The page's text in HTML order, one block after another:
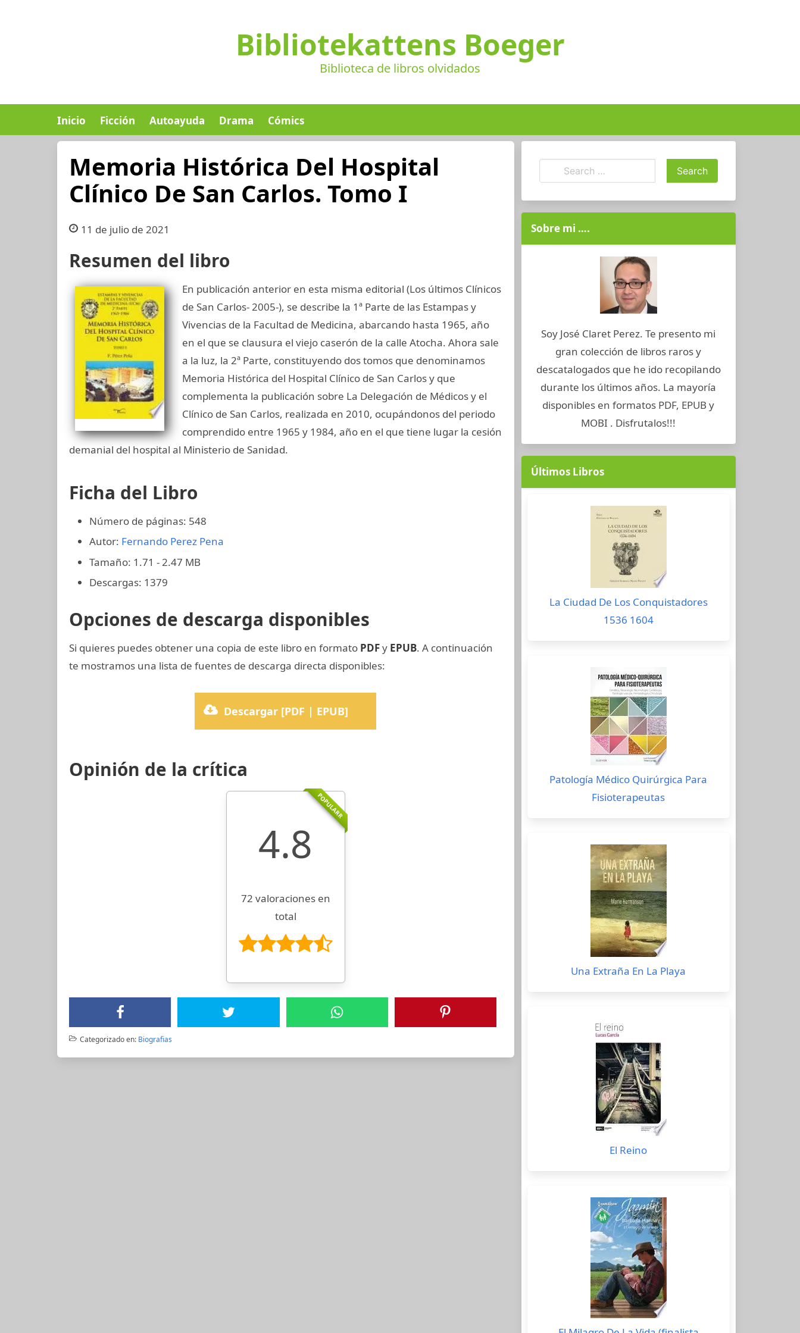
Bibliotekattens Boeger
Biblioteca de libros olvidados
Inicio Ficción Autoayuda Drama Cómics
Memoria Histórica Del Hospital
Clínico De San Carlos. Tomo I
11 de julio de 2021
Resumen del libro
En publicación anterior en esta misma editorial (Los últimos Clínicos
de San Carlos- 2005-), se describe la 1ª Parte de las Estampas y
Vivencias de la Facultad de Medicina, abarcando hasta 1965, año
en el que se clausura el viejo caserón de la calle Atocha. Ahora sale
a la luz, la 2ª Parte, constituyendo dos tomos que denominamos
Memoria Histórica del Hospital Clínico de San Carlos y que
complementa la publicación sobre La Delegación de Médicos y el
Clínico de San Carlos, realizada en 2010, ocupándonos del periodo
comprendido entre 1965 y 1984, año en el que tiene lugar la cesión
demanial del hospital al Ministerio de Sanidad.
Ficha del Libro
Número de páginas: 548
Autor: Fernando Perez Pena
Tamaño: 1.71 - 2.47 MB
Descargas: 1379
Opciones de descarga disponibles
Si quieres puedes obtener una copia de este libro en formato PDFy EPUB. A continuación
te mostramos una lista de fuentes de descarga directa disponibles:
Descargar [PDF | EPUB]
Opinión de la crítica
POPULARR
4.8
72 valoraciones en
total
Categorizado en: Biografias
Sobre mi ….
Soy José Claret Perez. Te presento mi
gran colección de libros raros y
descatalogados que he ido recopilando
durante los últimos años. La mayoría
disponibles en formatos PDF, EPUB y
MOBI . Disfrutalos!!!
Últimos Libros
La Ciudad De Los Conquistadores
1536 1604
Patología Médico Quirúrgica Para
Fisioterapeutas
Una Extraña En La Playa
El Reino